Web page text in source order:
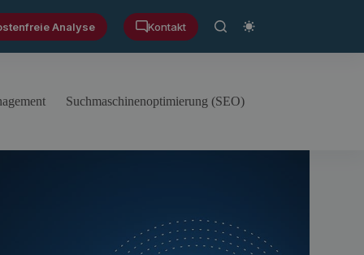
Analyse Kontakt
Suchmaschinenoptimierung (SEO)